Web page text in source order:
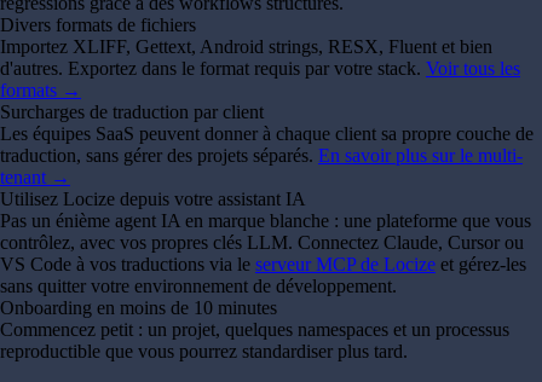
Divers formats de fichiers
Importez XLIFF, Gettext, Android strings, RESX, Fluent et bien
d'autres. Exportez dans le format requis par votre stack. Voir tous les
formats →
Surcharges de traduction par client
Les équipes SaaS peuvent donner à chaque client sa propre couche de
traduction, sans gérer des projets séparés. En savoir plus sur le multi-
tenant →
Utilisez Locize depuis votre assistant IA
Pas un énième agent IA en marque blanche : une plateforme que vous
contrôlez, avec vos propres clés LLM. Connectez Claude, Cursor ou
VS Code à vos traductions via le serveur MCP de Locize et gérez-les
sans quitter votre environnement de développement.
Onboarding en moins de 10 minutes
Commencez petit : un projet, quelques namespaces et un processus
reproductible que vous pourrez standardiser plus tard.